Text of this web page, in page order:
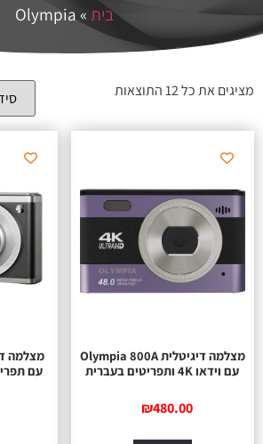
בית»
Olympia
מציגים את כל ⁦12⁩ התוצאות
מצלמה דיגיטלית Olympia 800A
עם וידאו 4K ותפריטים בעברית
₪480.00